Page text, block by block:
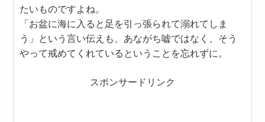
たいものですよね。
「お盆に海に入ると足を引っ張られて溺れてしま
う」という言い伝えも、あながち嘘ではなく、そう
やって戒めてくれているということを忘れずに。
スポンサードリンク